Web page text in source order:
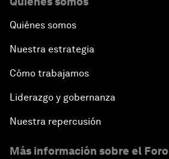
Quiénes somos
Nuestra estrategia
Cómo trabajamos
Liderazgo y gobernanza
Nuestra repercusión
Más información sobre el Foro